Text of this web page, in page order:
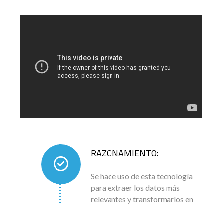
RAZONAMIENTO:
Se hace uso de esta tecnología
para extraer los datos más
relevantes y transformarlos en